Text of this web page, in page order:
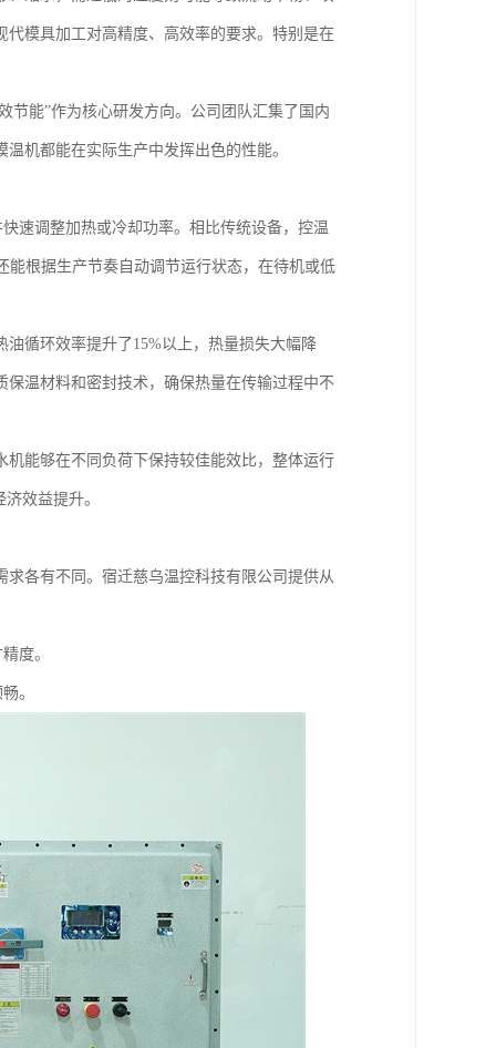
模具加工对高精度、高效率的要求。特别是在
节能”作为核心研发方向。公司团队汇集了国内
机都能在实际生产中发挥出色的性能。
速调整加热或冷却功率。相比传统设备，控温
根据生产节奏自动调节运行状态，在待机或低
循环效率提升了15%以上，热量损失大幅降
温材料和密封技术，确保热量在传输过程中不
能够在不同负荷下保持较佳能效比，整体运行
效益提升。
各有不同。宿迁慈乌温控科技有限公司提供从
度。
。